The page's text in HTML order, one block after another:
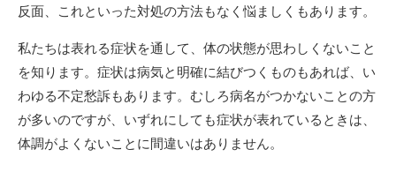
反面、これといった対処の方法もなく悩ましくもあります。
私たちは表れる症状を通して、体の状態が思わしくないこと
を知ります。症状は病気と明確に結びつくものもあれば、い
わゆる不定愁訴もあります。むしろ病名がつかないことの方
が多いのですが、いずれにしても症状が表れているときは、
体調がよくないことに間違いはありません。